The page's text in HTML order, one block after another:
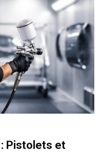
Pistolets et